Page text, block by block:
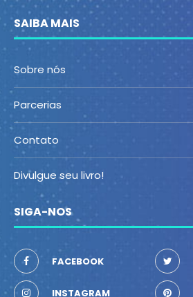
SAIBA MAIS
Sobre nós
Parcerias
Contato
Divulgue seu livro!
SIGA-NOS
FACEBOOK
INSTAGRAM